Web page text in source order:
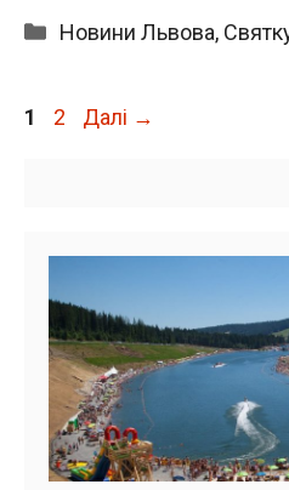
Категорії
Новини Львова,
Сторінка
1 Сторінка
2 Далі →